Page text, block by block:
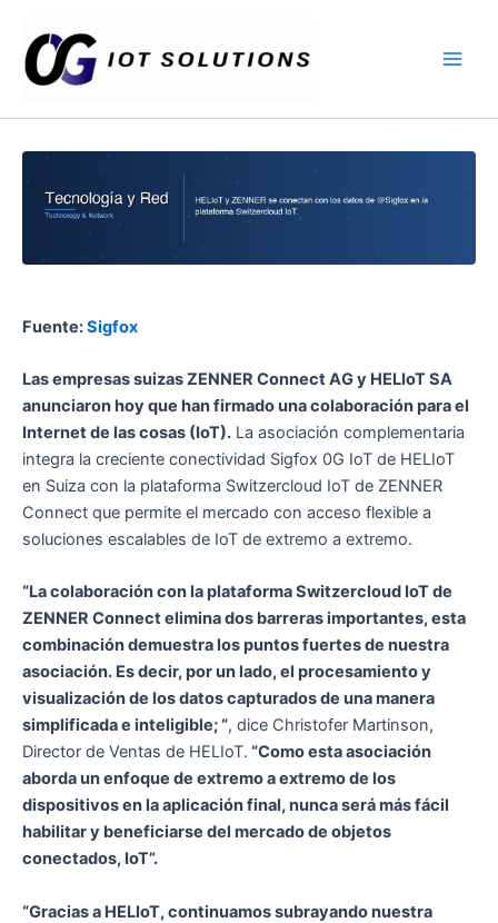
contenido
Fuente:Sigfox
Las empresas suizas ZENNER Connect AG y HELIoT SA
anunciaron hoy que han firmado una colaboración para el
Internet de las cosas (IoT). La asociación complementaria
integra la creciente conectividad Sigfox 0G IoT de HELIoT
en Suiza con la plataforma Switzercloud IoT de ZENNER
Connect que permite el mercado con acceso flexible a
soluciones escalables de IoT de extremo a extremo.
“La colaboración con la plataforma Switzercloud IoT de
ZENNER Connect elimina dos barreras importantes, esta
combinación demuestra los puntos fuertes de nuestra
asociación. Es decir, por un lado, el procesamiento y
visualización de los datos capturados de una manera
simplificada e inteligible; “, dice Christofer Martinson,
Director de Ventas de HELIoT. “Como esta asociación
aborda un enfoque de extremo a extremo de los
dispositivos en la aplicación final, nunca será más fácil
habilitar y beneficiarse del mercado de objetos
conectados, IoT”.
“Gracias a HELIoT, continuamos subrayando nuestra